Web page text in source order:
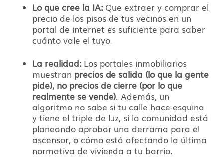
Lo que cree la IA: Que extraer y comprar el
precio de los pisos de tus vecinos en un
portal de internet es suficiente para saber
cuánto vale el tuyo.
La realidad: Los portales inmobiliarios
muestran precios de salida (lo que la gente
pide), no precios de cierre (por lo que
realmente se vende). Además, un
algoritmo no sabe si tu calle hace esquina
y tiene el triple de luz, si la comunidad está
planeando aprobar una derrama para el
ascensor, o cómo está afectando la última
normativa de vivienda a tu barrio.